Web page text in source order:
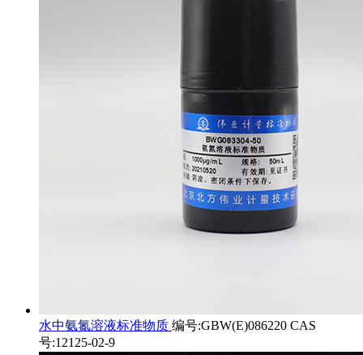
水中氨氮溶液标准物质 编号:GBW(E)086220 CAS
号:12125-02-9